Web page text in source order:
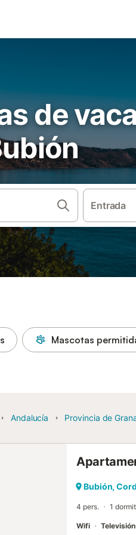
de
Entrada
Mascotas
Andalucía Provincia de
Bubión,
4 pers. 1
Wifi Televisión